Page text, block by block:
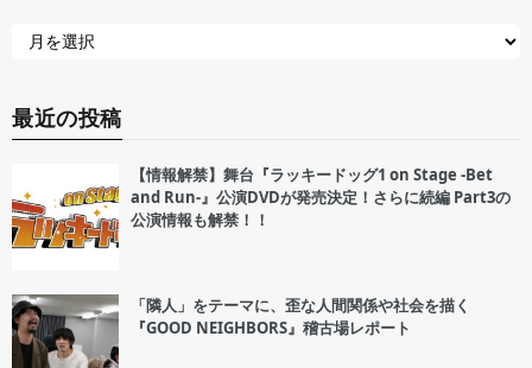
最近の投稿
【情報解禁】舞台『ラッキードッグ1 on Stage -Bet
and Run-』公演DVDが発売決定！さらに続編 Part3の
公演情報も解禁！！
「隣人」をテーマに、歪な人間関係や社会を描く
『GOOD NEIGHBORS』稽古場レポート